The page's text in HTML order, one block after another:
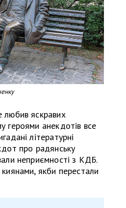
любив яскравих
героями анекдотів все
літературні
про радянську
неприємності з КДБ.
якби перестали